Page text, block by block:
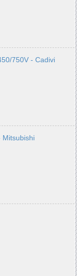
750V - Cadivi
Mitsubishi